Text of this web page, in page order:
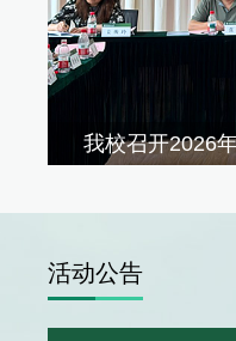
活动公告